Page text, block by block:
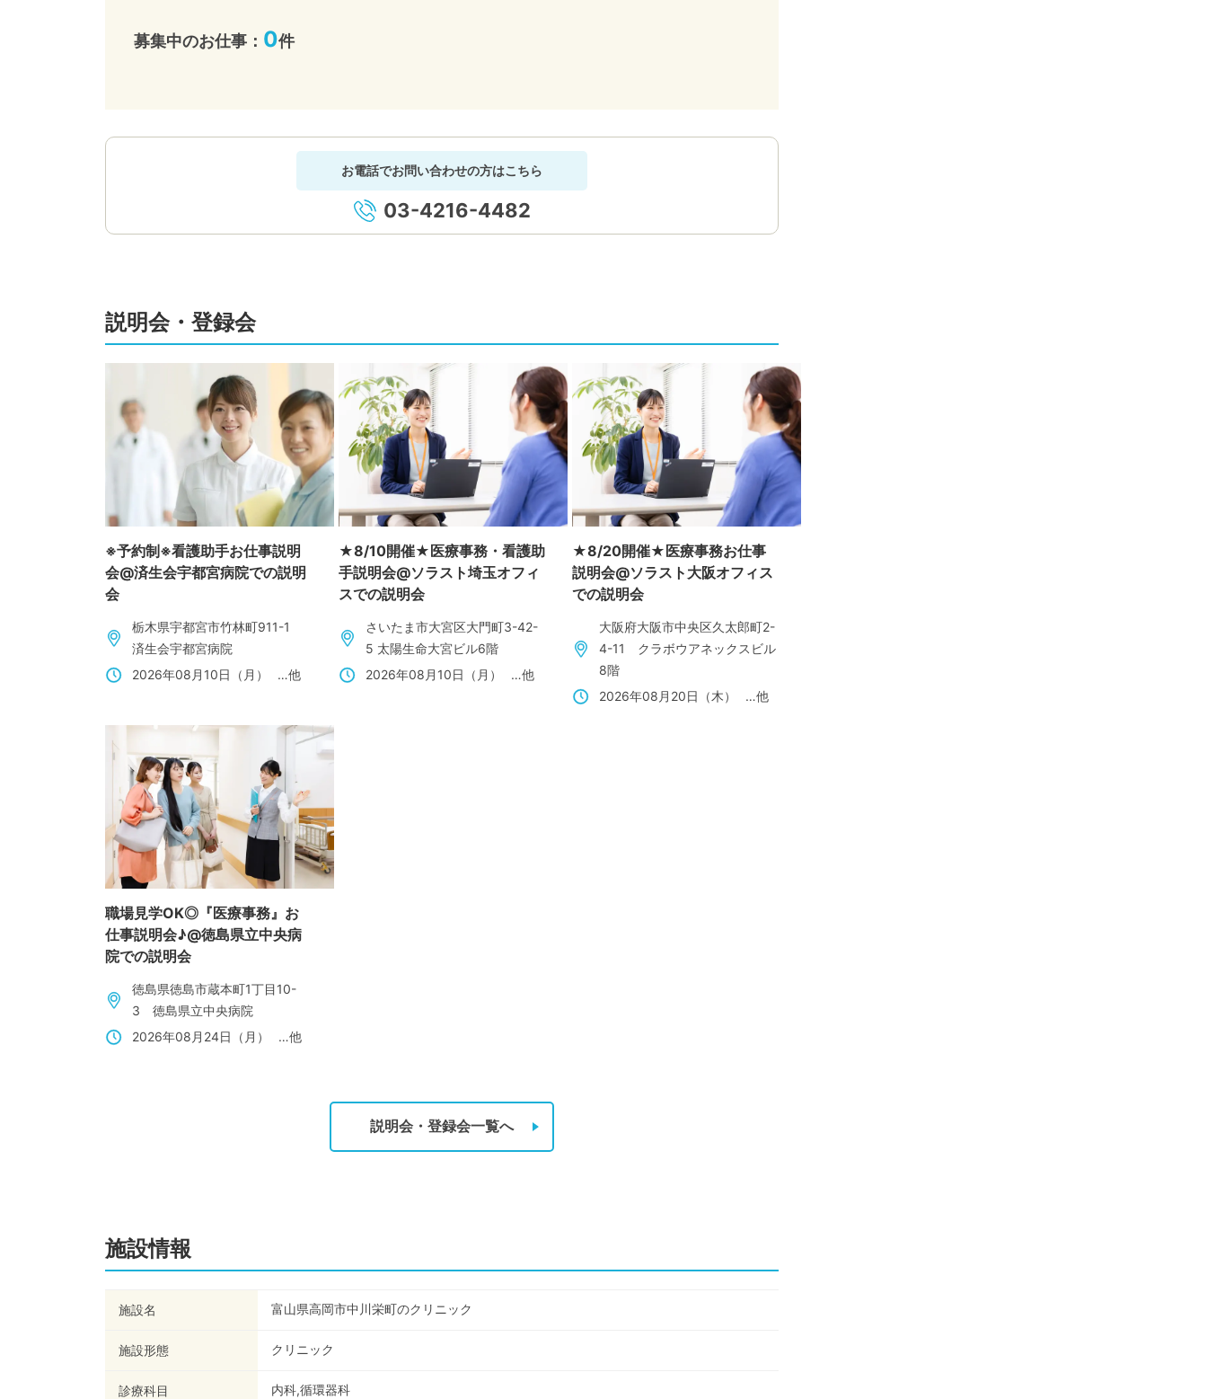
募集中のお仕事： 0件
お電話でお問い合わせの方はこちら
03-4216-4482
説明会・登録会
※予約制※看護助手お仕事説明
会@済生会宇都宮病院での説明
会
栃木県宇都宮市竹林町911-1
済生会宇都宮病院
2026年08月10日（月）
…他
★8/10開催★医療事務・看護助
手説明会@ソラスト埼玉オフィ
スでの説明会
さいたま市大宮区大門町3-42-
5 太陽生命大宮ビル6階
2026年08月10日（月）
…他
★8/20開催★医療事務お仕事
説明会@ソラスト大阪オフィス
での説明会
大阪府大阪市中央区久太郎町2-
4-11 クラボウアネックスビル
8階
2026年08月20日（木）
…他
職場見学OK◎『医療事務』お
仕事説明会♪@徳島県立中央病
院での説明会
徳島県徳島市蔵本町1丁目10-
3 徳島県立中央病院
2026年08月24日（月）
…他
説明会・登録会一覧へ
施設情報
施設名 富山県高岡市中川栄町のクリニック
施設形態 クリニック
診療科目 内科,循環器科